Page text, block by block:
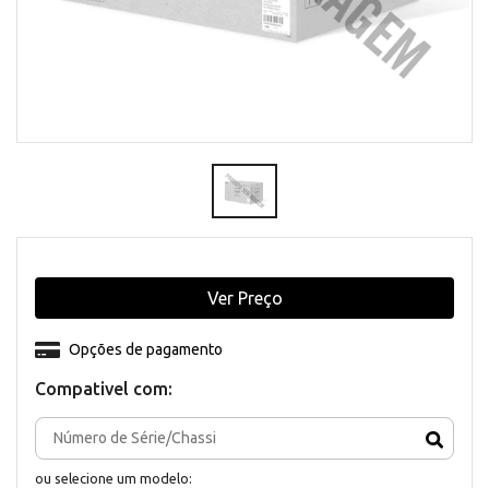
Compativel com:
ou selecione um modelo:
Opções de pagamento
Ver Preço